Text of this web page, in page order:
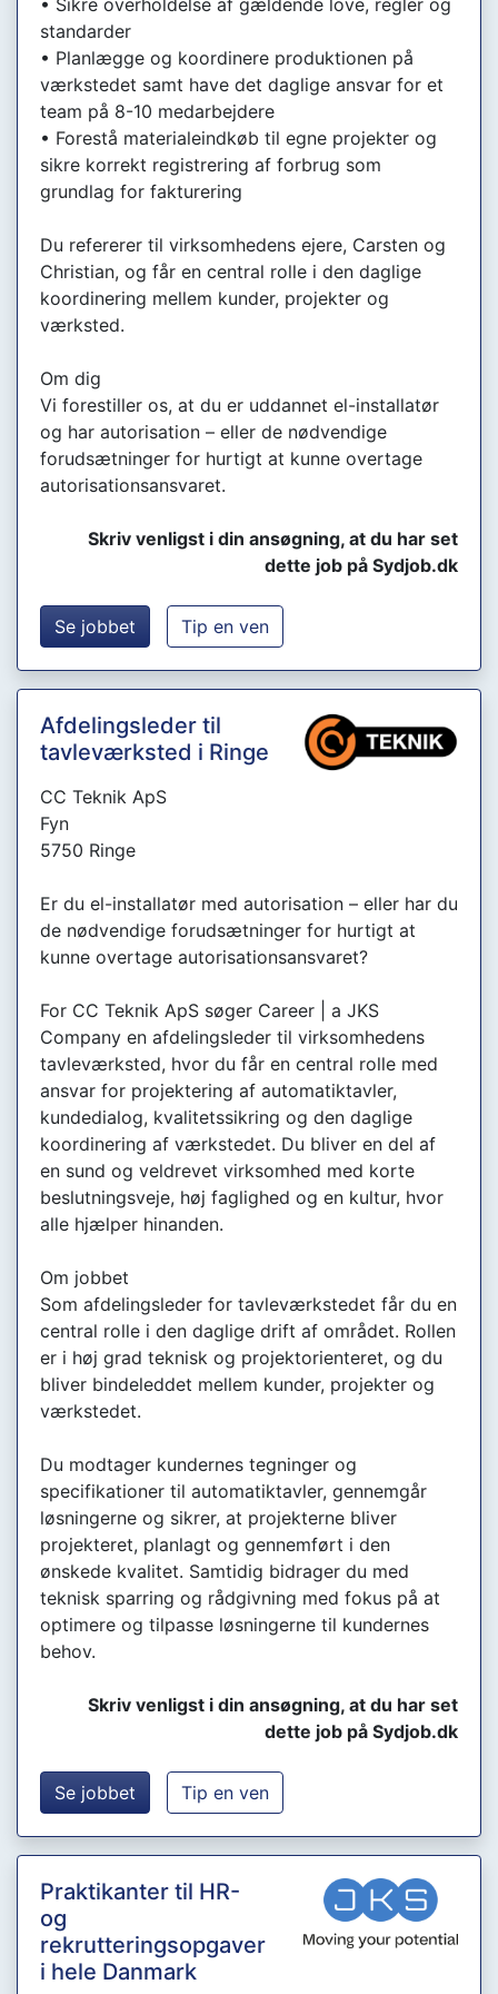
• Sikre overholdelse af gældende love, regler og
standarder
• Planlægge og koordinere produktionen på
værkstedet samt have det daglige ansvar for et
team på 8-10 medarbejdere
• Forestå materialeindkøb til egne projekter og
sikre korrekt registrering af forbrug som
grundlag for fakturering
Du refererer til virksomhedens ejere, Carsten og
Christian, og får en central rolle i den daglige
koordinering mellem kunder, projekter og
værksted.
Om dig
Vi forestiller os, at du er uddannet el-installatør
og har autorisation – eller de nødvendige
forudsætninger for hurtigt at kunne overtage
autorisationsansvaret.
Skriv venligst i din ansøgning, at du har set
dette job på Sydjob.dk
Se jobbet Tip en ven
Afdelingsleder til
tavleværksted i Ringe
CC Teknik ApS
Fyn
5750 Ringe
Er du el-installatør med autorisation – eller har du
de nødvendige forudsætninger for hurtigt at
kunne overtage autorisationsansvaret?
For CC Teknik ApS søger Career | a JKS
Company en afdelingsleder til virksomhedens
tavleværksted, hvor du får en central rolle med
ansvar for projektering af automatiktavler,
kundedialog, kvalitetssikring og den daglige
koordinering af værkstedet. Du bliver en del af
en sund og veldrevet virksomhed med korte
beslutningsveje, høj faglighed og en kultur, hvor
alle hjælper hinanden.
Om jobbet
Som afdelingsleder for tavleværkstedet får du en
central rolle i den daglige drift af området. Rollen
er i høj grad teknisk og projektorienteret, og du
bliver bindeleddet mellem kunder, projekter og
værkstedet.
Du modtager kundernes tegninger og
specifikationer til automatiktavler, gennemgår
løsningerne og sikrer, at projekterne bliver
projekteret, planlagt og gennemført i den
ønskede kvalitet. Samtidig bidrager du med
teknisk sparring og rådgivning med fokus på at
optimere og tilpasse løsningerne til kundernes
behov.
Skriv venligst i din ansøgning, at du har set
dette job på Sydjob.dk
Se jobbet Tip en ven
Praktikanter til HR-
og
rekrutteringsopgaver
i hele Danmark